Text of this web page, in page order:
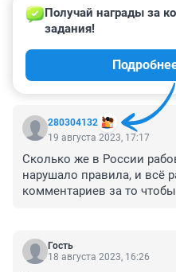
Гость
22 августа 2023, 13:46
Рега нужно на
проблемы с нервами и
280304132
Получай награды за
задания!
19 августа 2023, 17:17
Сколько же в России
нарушало правила, и всё
комментариев за то чтобы
Гость
18 августа 2023, 16:26